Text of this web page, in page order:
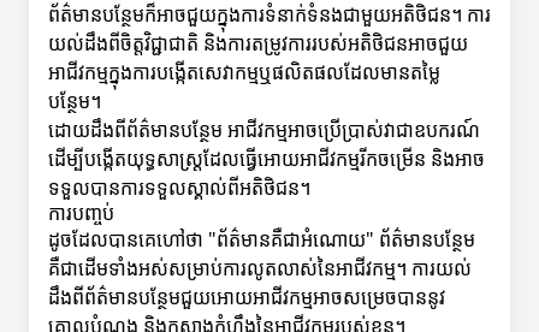
ព័ត៌មានបន្ថែមក៏អាចជួយក្នុងការទំនាក់ទំនងជាមួយអតិថិជន។ ការ
យល់ដឹងពីចិត្តវិជ្ជាជាតិ និងការតម្រូវការរបស់អតិថិជនអាចជួយ
អាជីវកម្មក្នុងការបង្កើតសេវាកម្មឬផលិតផលដែលមានតម្លៃ
បន្ថែម។
ដោយដឹងពីព័ត៌មានបន្ថែម អាជីវកម្មអាចប្រើប្រាស់វាជាឧបករណ៍
ដើម្បីបង្កើតយុទ្ធសាស្ត្រដែលធ្វើអោយអាជីវកម្មរីកចម្រើន និងអាច
ទទួលបានការទទួលស្គាល់ពីអតិថិជន។
ការបញ្ចប់
ដូចដែលបានគេហៅថា "ព័ត៌មានគឺជាអំណោយ" ព័ត៌មានបន្ថែម
គឺជាដើមទាំងអស់សម្រាប់ការលូតលាស់នៃអាជីវកម្ម។ ការយល់
ដឹងពីព័ត៌មានបន្ថែមជួយអោយអាជីវកម្មអាចសម្រេចបាននូវ
គោលបំណង និងកសាងកំហឹងនៃអាជីវកម្មរបស់ខ្លួន។